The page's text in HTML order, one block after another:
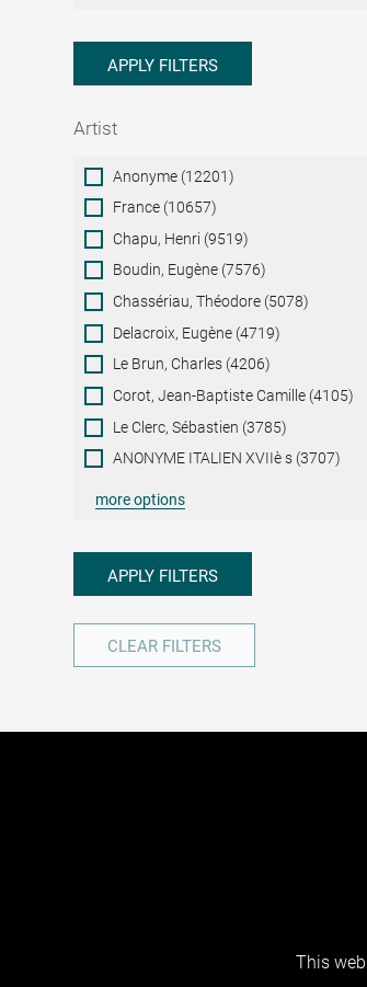
APPLY FILTERS
Artist
ArtistAnonyme (12201)
France (10657)
Chapu, Henri (9519)
Boudin, Eugène (7576)
Chassériau, Théodore (5078)
Delacroix, Eugène (4719)
Le Brun, Charles (4206)
Corot, Jean-Baptiste Camille (4105)
Le Clerc, Sébastien (3785)
ANONYME ITALIEN XVIIè s (3707)
more options
APPLY FILTERS
CLEAR FILTERS
This